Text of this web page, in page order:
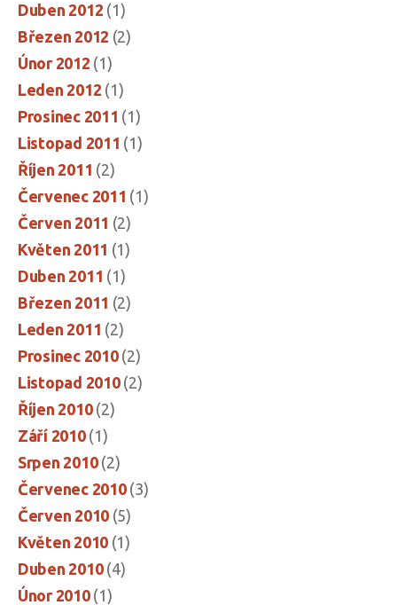
Duben 2012 (1)
Březen 2012 (2)
Únor 2012 (1)
Leden 2012 (1)
Prosinec 2011 (1)
Listopad 2011 (1)
Říjen 2011 (2)
Červenec 2011 (1)
Červen 2011 (2)
Květen 2011 (1)
Duben 2011 (1)
Březen 2011 (2)
Leden 2011 (2)
Prosinec 2010(2)
Listopad 2010(2)
Říjen 2010(2)
Září 2010(1)
Srpen 2010(2)
Červenec 2010(3)
Červen 2010 (5)
Květen 2010 (1)
Duben 2010(4)
Únor 2010(1)